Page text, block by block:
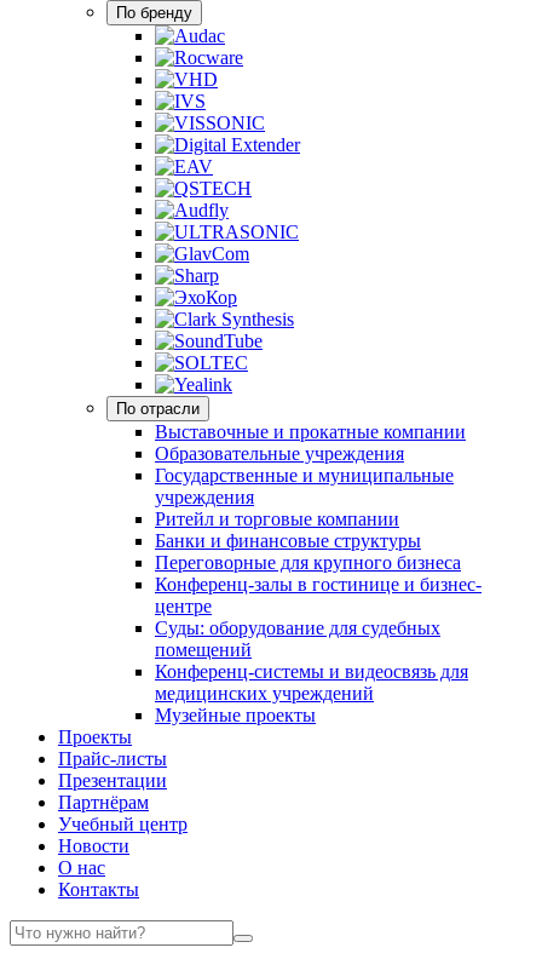
По бренду
По отрасли
Выставочные и прокатные компании
Образовательные учреждения
Государственные и муниципальные
учреждения
Ритейл и торговые компании
Банки и финансовые структуры
Переговорные для крупного бизнеса
Конференц-залы в гостинице и бизнес-
центре
Суды: оборудование для судебных
помещений
Конференц-системы и видеосвязь для
медицинских учреждений
Музейные проекты
Проекты
Прайс-листы
Презентации
Партнёрам
Учебный центр
Новости
О нас
Контакты